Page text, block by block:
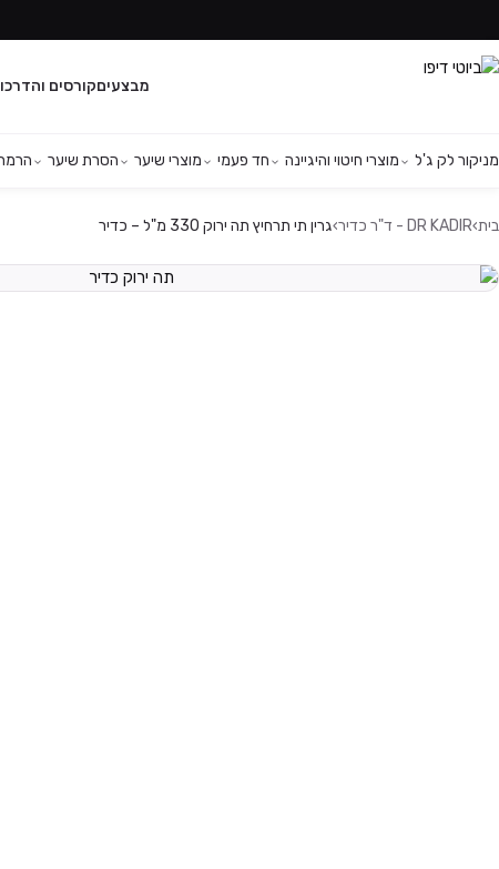
מבצעיםקורסים
מניקור לק ג'ל מוצרי חיטוי והיגיינה חד פעמי מוצרי שיער הסרת שיער
בית›DR KADIR - ד"ר כדיר ›גרין תי תרחיץ תה ירוק 330 מ"ל – כדיר